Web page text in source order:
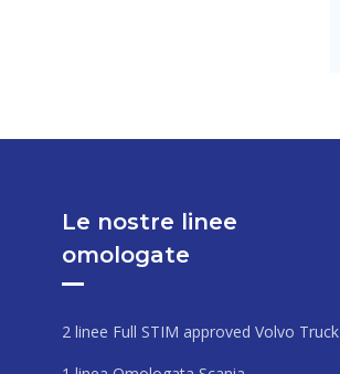
Le nostre linee
omologate
2 linee Full STIM approved Volvo Truck